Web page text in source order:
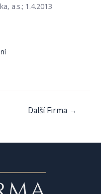
a.s.; 1.4.2013
Další Firma →